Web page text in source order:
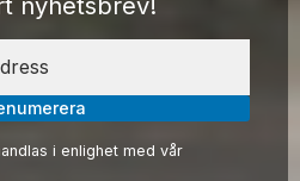
i enlighet med vår